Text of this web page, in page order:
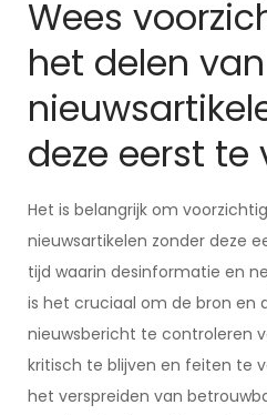
Wees
het delen van
deze eerst te
Het is belangrijk om
nieuwsartikelen zonder deze
tijd waarin desinformatie en
is het cruciaal om de bron en
nieuwsbericht te controleren
kritisch te blijven en feiten te
het verspreiden van